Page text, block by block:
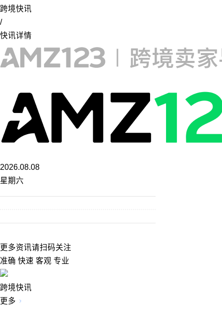
跨境快讯
/
快讯详情
2026.08.08
星期六
更多资讯请扫码关注
准确 快速 客观 专业
跨境快讯
更多